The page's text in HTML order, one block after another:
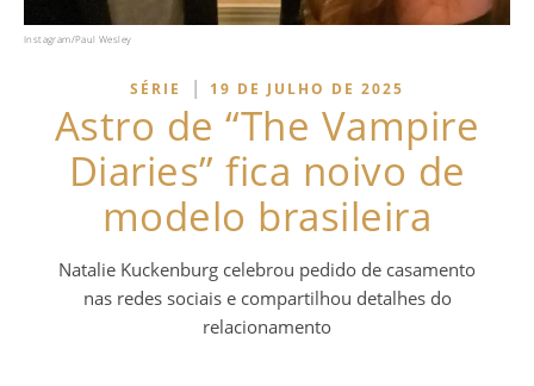
Instagram/Paul Wesley
SÉRIE | 19 DE JULHO DE 2025
Astro de “The Vampire
Diaries” fica noivo de
modelo brasileira
Natalie Kuckenburg celebrou pedido de casamento
nas redes sociais e compartilhou detalhes do
relacionamento